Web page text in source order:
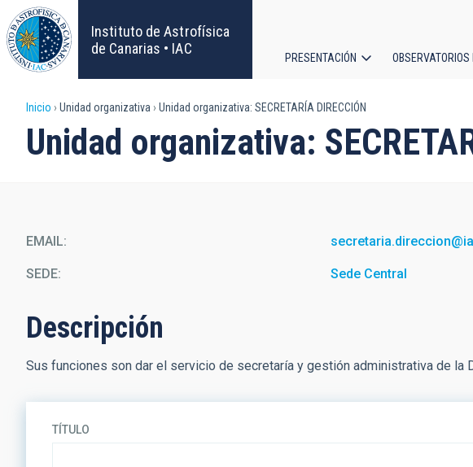
Pasar
al
contenido
principal
Instituto de Astrofísica
de Canarias • IAC
principal
PRESENTACIÓN
Sobrescribir
enlaces
a
navegación
Inicio Unidad organizativa Unidad organizativa: SECRETARÍA DIRECCIÓN
Unidad organizativa:
EMAIL
SEDE Sede Central
Descripción
Sus funciones son dar el servicio de secretaría y gestión administrativa de la
TÍTULO